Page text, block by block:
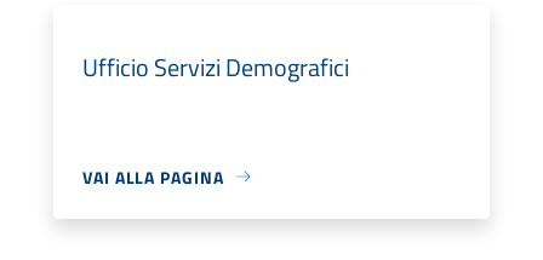
Ufficio Servizi Demografici
VAI ALLA PAGINA